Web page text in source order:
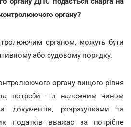
органу?
органом, можуть бути
або судовому порядку.
органу вищого рівня
потреби - з належним чином
документів, розрахунками та
податків вважає за потрібне